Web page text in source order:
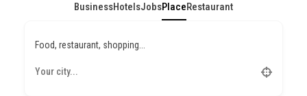
BusinessHotelsJobsPlaceRestaurant
Food, restaurant, shopping...